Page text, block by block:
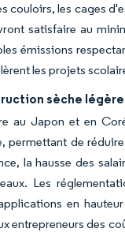
couloirs, les cages
satisfaire au
émissions
les projets
sèche légère
au Japon et en
permettant de
la hausse des
Les
en
entrepreneurs des